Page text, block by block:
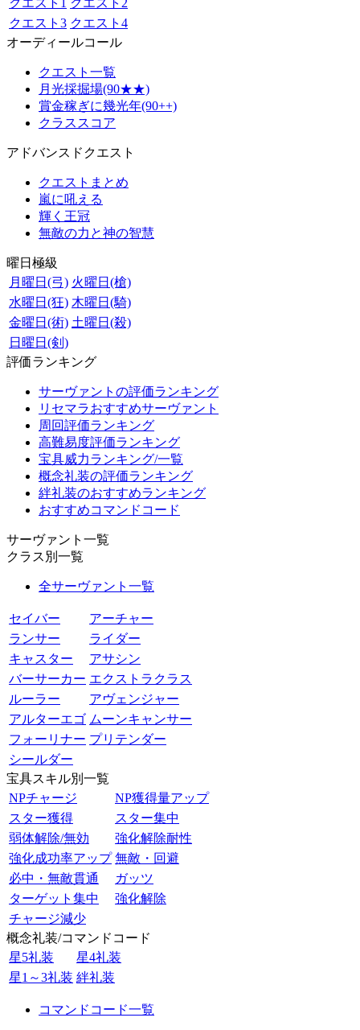
クエスト1 クエスト2
クエスト3 クエスト4
オーディールコール
クエスト一覧
月光採掘場(90★★)
賞金稼ぎに幾光年(90++)
クラススコア
アドバンスドクエスト
クエストまとめ
嵐に吼える
輝く王冠
無敵の力と神の智慧
曜日極級
月曜日(弓) 火曜日(槍)
水曜日(狂) 木曜日(騎)
金曜日(術) 土曜日(殺)
日曜日(剣)
評価ランキング
サーヴァントの評価ランキング
リセマラおすすめサーヴァント
周回評価ランキング
高難易度評価ランキング
宝具威力ランキング/一覧
概念礼装の評価ランキング
絆礼装のおすすめランキング
おすすめコマンドコード
サーヴァント一覧
クラス別一覧
全サーヴァント一覧
セイバー
アーチャー
ランサー
ライダー
キャスター
アサシン
バーサーカー エクストラクラス
ルーラー
アヴェンジャー
アルターエゴ ムーンキャンサー
フォーリナー プリテンダー
シールダー
宝具スキル別一覧
NPチャージ
NP獲得量アップ
スター獲得
スター集中
弱体解除/無効
強化解除耐性
強化成功率アップ 無敵・回避
必中・無敵貫通
ガッツ
ターゲット集中
強化解除
チャージ減少
概念礼装/コマンドコード
星5礼装
星4礼装
星1～3礼装 絆礼装
コマンドコード一覧